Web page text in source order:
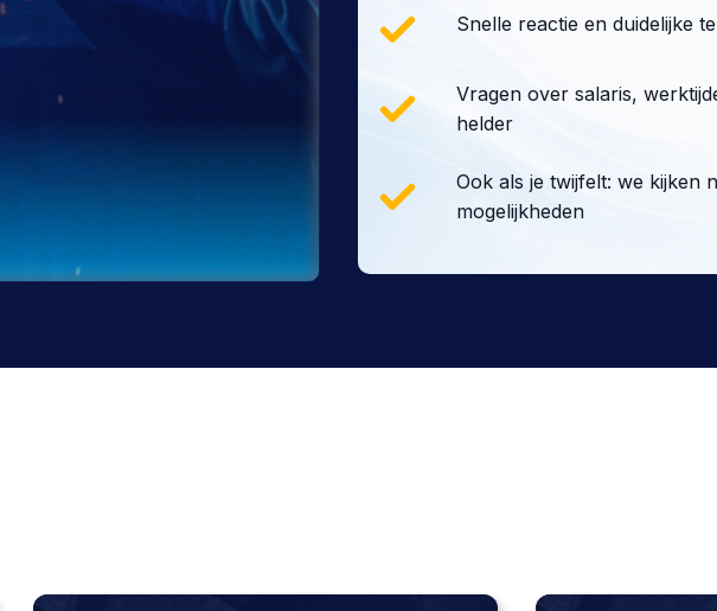
Snelle reactie en duidelijke
Vragen over salaris,
helder
Ook als je twijfelt: we kijken
mogelijkheden